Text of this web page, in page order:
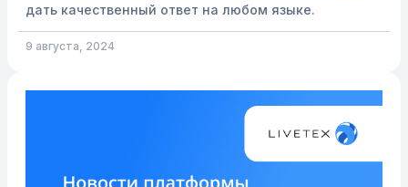
дать качественный ответ на любом языке.
Подробнее о работе переводчика можно прочитать
в нашей Базе Знаний. В июне мы улучшили
9 августа, 2024